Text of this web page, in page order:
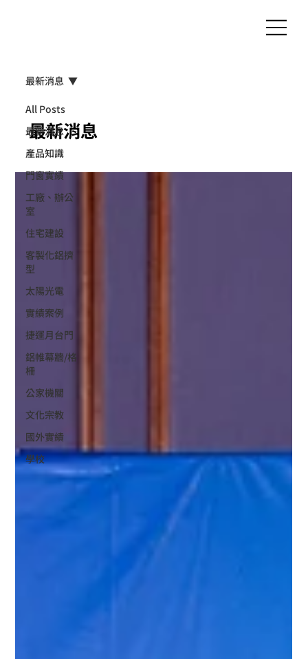
客製化鋁擠型｜氣密窗
All Posts
最新消息
產品知識
門窗實績
工廠、辦公
室
住宅建設
客製化鋁擠
型
太陽光電
實績案例
捷運月台門
鋁帷幕牆/格
柵
公家機關
文化宗教
國外實績
學校
最新消息
最新消息